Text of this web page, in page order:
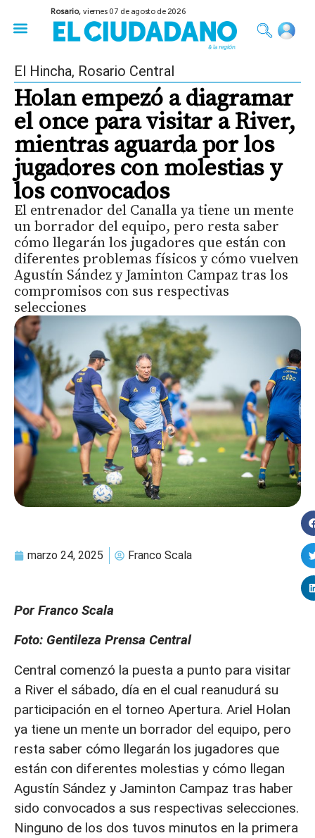
Rosario,viernes 07 de agosto de 2026
El Hincha, Rosario Central
Holan empezó a diagramar
el once para visitar a River,
mientras aguarda por los
jugadores con molestias y
los convocados
El entrenador del Canalla ya tiene un mente
un borrador del equipo, pero resta saber
cómo llegarán los jugadores que están con
diferentes problemas físicos y cómo vuelven
Agustín Sández y Jaminton Campaz tras los
compromisos con sus respectivas
selecciones
marzo 24, 2025 Franco Scala
Por Franco Scala
Foto: Gentileza Prensa Central
Central comenzó la puesta a punto para visitar
a River el sábado, día en el cual reanudurá su
participación en el torneo Apertura. Ariel Holan
ya tiene un mente un borrador del equipo, pero
resta saber cómo llegarán los jugadores que
están con diferentes molestias y cómo llegan
Agustín Sández y Jaminton Campaz tras haber
sido convocados a sus respectivas selecciones.
Ninguno de los dos tuvos minutos en la primera